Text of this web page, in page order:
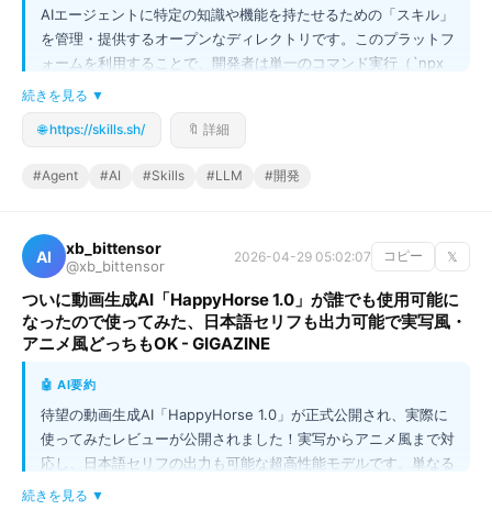
AIエージェントに特定の知識や機能を持たせるための「スキル」
を管理・提供するオープンなディレクトリです。このプラットフ
ォームを利用することで、開発者は単一のコマンド実行（`npx
skills add`）だけで、エージェントに再利用可能な能力を簡単に
組み込むことができます。これにより、単なるLLMの枠を超え、
高度に専門化されたタスク実行能力を持つ、より実用的なAIエー
を共有し合うエコシステムが形成されており、最新のトレンドや
ます。
続きを見る ▼
🌐 https://skills.sh/ 🔖 詳細
#Agent #AI #Skills #LLM #開発
AI xb_bittensor
@xb_bittensor
2026-04-29 05:02:07 コピー 𝕏
ついに動画生成AI「HappyHorse 1.0」が誰でも使用可能に
なったので使ってみた、日本語セリフも出力可能で実写風・
アニメ風どっちもOK - GIGAZINE
🤖 AI要約
待望の動画生成AI「HappyHorse 1.0」が正式公開され、実際に
使ってみたレビューが公開されました！実写からアニメ風まで対
応し、日本語セリフの出力も可能な超高性能モデルです。単なる
テキスト入力だけでなく、参照画像とプロンプトを組み合わせる
続きを見る ▼